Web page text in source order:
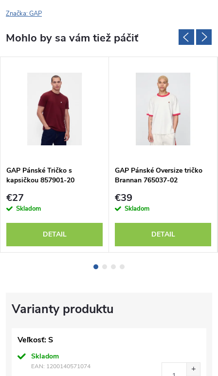
Značka:GAP
Veľkosť: S
Skladom
EAN: 1200140571074
GAP Pánské Tričko s
kapsičkou 857901-20
€27
Skladom
DETAIL
GAP Pánské Oversize tričko
Brannan 765037-02
€39
Skladom
DETAIL